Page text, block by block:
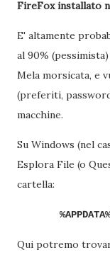
FireFox installato
E' altamente
al 90%
Mela morsicata, e
(preferiti,
macchine.
Su Windows (nel
Esplora File (o
cartella:
Qui potremo